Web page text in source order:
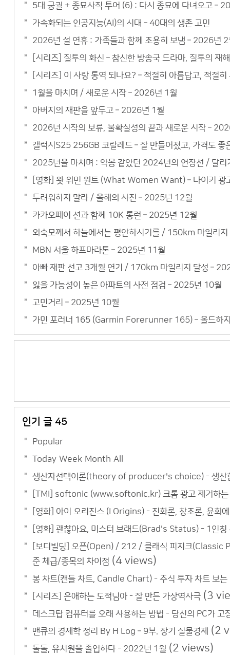
5대 궁궐 + 종묘사직 투어 (6) : 다시 종묘에 다녀오고 –
가속화되는 인공지능(AI)의 시대 – 40대의 생존 고민
2026년 설 연휴 : 가족들과 함께 조용히 보냄 – 2026년 2
[시리즈] 질투의 화신 – 참신한 방송국 드라마, 질투의 재
[시리즈] 이 사랑 통역 되나요? – 적절히 아름답고, 적절히
1월을 마치며 / 새로운 시작 – 2026년 1월
아버지의 재판을 앞두고 – 2026년 1월
2026년 시작의 보류, 불확실성의 끝과 새로운 시작 –
갤럭시S25 256GB 코랄레드 – 잘 만들어졌고, 가격도 좋
2025년을 마치며 : 악몽 같았던 2024년의 연장선 / 달
[영화] 왓 위민 원트 (What Women Want) – 나이키
두려워하지 말라 / 올해의 사진 – 2025년 12월
카카오페이 션과 함께 10K 롱런 – 2025년 12월
외숙모께서 하늘에서는 평안하시기를 / 150km 마일리
MBN 서울 하프마라톤 – 2025년 11월
아빠 재판 선고 3개월 연기 / 170km 마일리지 달성 –
잃을 가능성이 높은 아파트의 사전 점검 – 2025년 10월
고민거리 – 2025년 10월
가민 포러너 165 (Garmin Forerunner 165) – 올드하지
인기 글 45
Popular
Today Week Month All
생산자선택이론(theory of producer's choice) - 생
[TMI] softonic (www.softonic.kr) 크롬 광고 제거하는
[영화] 아이 오리진스 (I Origins) - 진화론, 창조론, 윤회
[영화] 괜찮아요, 미스터 브래드(Brad's Status) - 1인칭
[보디빌딩] 오픈(Open) / 212 / 클래식 피지크(Classic
준 체급/종목의 차이점 (4 views)
봉 차트(캔들 차트, Candle Chart) - 주식 투자 차트 보는
[시리즈] 은애하는 도적님아 - 잘 만든 가상역사극 (3
데스크탑 컴퓨터를 오래 사용하는 방법 - 당신의 PC가 고
맨큐의 경제학 정리 By H Log – 9부. 장기 실물경제 (2
돌돌, 유치원을 졸업하다 - 2022년 1월 (2 views)